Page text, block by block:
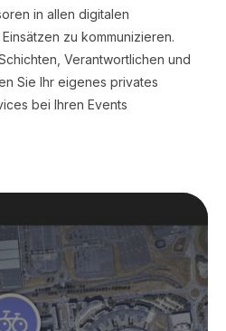
in allen digitalen
zu kommunizieren.
Verantwortlichen und
Sie Ihr eigenes privates
bei Ihren Events